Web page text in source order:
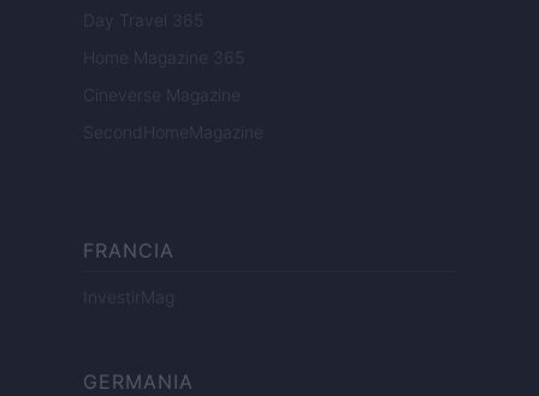
Day Travel 365
Home Magazine 365
Cineverse Magazine
SecondHomeMagazine
FRANCIA
InvestirMag
GERMANIA